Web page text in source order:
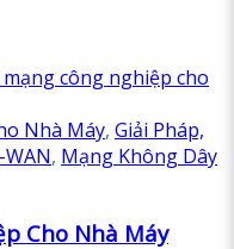
Nhà Máy, Giải Pháp,
, Mạng Không Dây
Cho Nhà Máy